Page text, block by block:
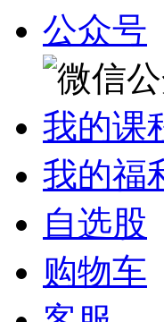
公众号
我的课
我的福
自选股
购物车